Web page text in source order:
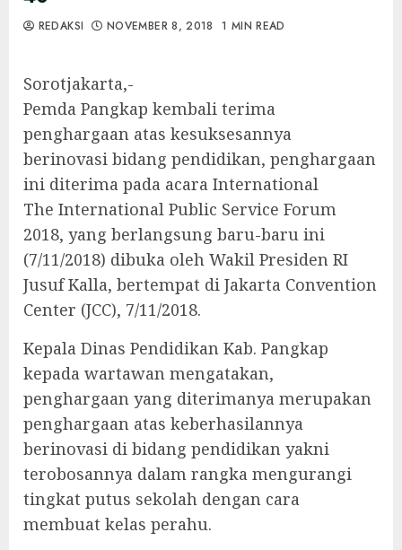
REDAKSI NOVEMBER 8, 2018 1 MIN READ
Sorotjakarta,-
Pemda Pangkap kembali terima
penghargaan atas kesuksesannya
berinovasi bidang pendidikan, penghargaan
ini diterima pada acara International
The International Public Service Forum
2018, yang berlangsung baru-baru ini
(7/11/2018) dibuka oleh Wakil Presiden RI
Jusuf Kalla, bertempat di Jakarta Convention
Center (JCC), 7/11/2018.
Kepala Dinas Pendidikan Kab. Pangkap
kepada wartawan mengatakan,
penghargaan yang diterimanya merupakan
penghargaan atas keberhasilannya
berinovasi di bidang pendidikan yakni
terobosannya dalam rangka mengurangi
tingkat putus sekolah dengan cara
membuat kelas perahu.